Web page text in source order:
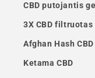
CBD putojantis
3X CBD filtruotas
Afghan Hash CBD
Ketama CBD